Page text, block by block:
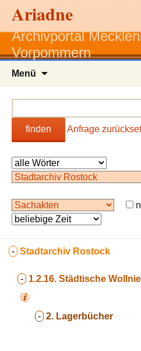
Ariadne
Archivportal
Vorpommern
Menü
finden Anfrage
- Stadtarchiv Rostock
- 1.2.16. Städtische
- 2. Lagerbücher